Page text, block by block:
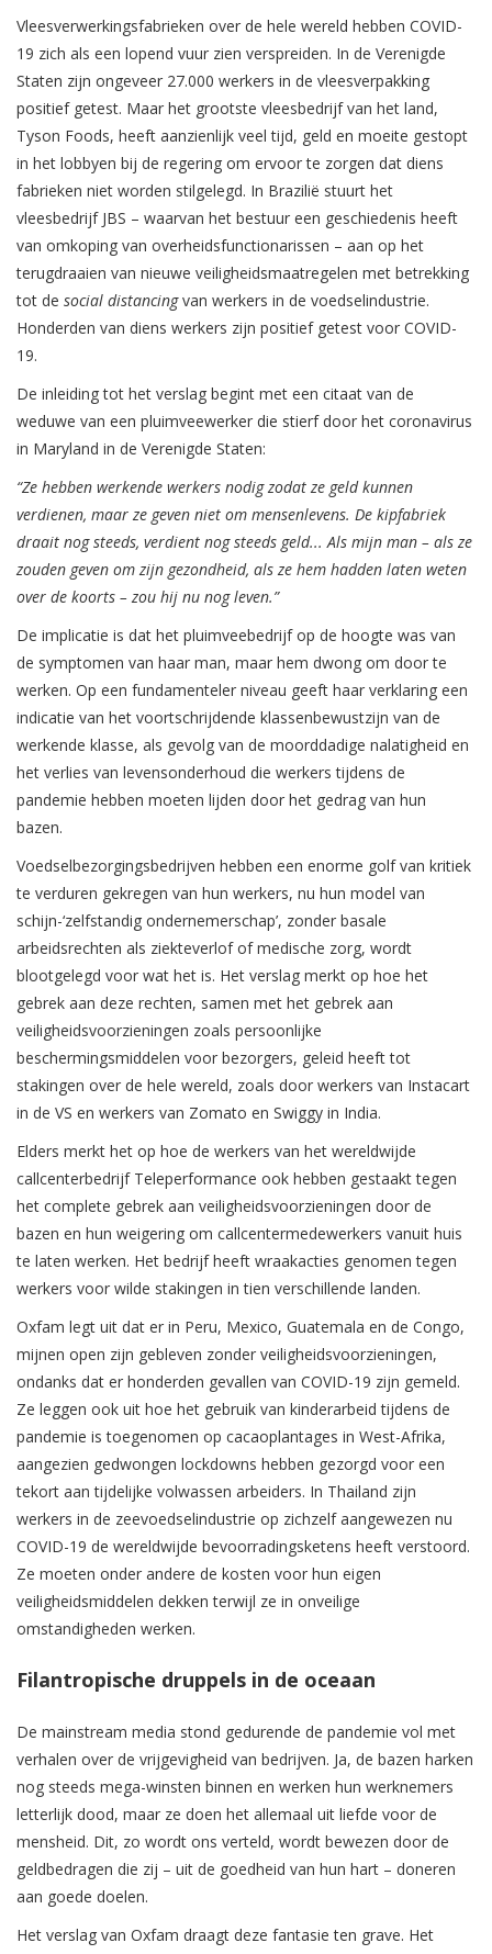
Vleesverwerkingsfabrieken over de hele wereld hebben COVID-
19 zich als een lopend vuur zien verspreiden. In de Verenigde
Staten zijn ongeveer 27.000 werkers in de vleesverpakking
positief getest. Maar het grootste vleesbedrijf van het land,
Tyson Foods, heeft aanzienlijk veel tijd, geld en moeite gestopt
in het lobbyen bij de regering om ervoor te zorgen dat diens
fabrieken niet worden stilgelegd. In Brazilië stuurt het
vleesbedrijf JBS – waarvan het bestuur een geschiedenis heeft
van omkoping van overheidsfunctionarissen – aan op het
terugdraaien van nieuwe veiligheidsmaatregelen met betrekking
tot de social distancingvan werkers in de voedselindustrie.
Honderden van diens werkers zijn positief getest voor COVID-
19.
De inleiding tot het verslag begint met een citaat van de
weduwe van een pluimveewerker die stierf door het coronavirus
in Maryland in de Verenigde Staten:
“Ze hebben werkende werkers nodig zodat ze geld kunnen
verdienen, maar ze geven niet om mensenlevens. De kipfabriek
draait nog steeds, verdient nog steeds geld... Als mijn man – als ze
zouden geven om zijn gezondheid, als ze hem hadden laten weten
over de koorts – zou hij nu nog leven.”
De implicatie is dat het pluimveebedrijf op de hoogte was van
de symptomen van haar man, maar hem dwong om door te
werken. Op een fundamenteler niveau geeft haar verklaring een
indicatie van het voortschrijdende klassenbewustzijn van de
werkende klasse, als gevolg van de moorddadige nalatigheid en
het verlies van levensonderhoud die werkers tijdens de
pandemie hebben moeten lijden door het gedrag van hun
bazen.
Voedselbezorgingsbedrijven hebben een enorme golf van kritiek
te verduren gekregen van hun werkers, nu hun model van
schijn-‘zelfstandig ondernemerschap’, zonder basale
arbeidsrechten als ziekteverlof of medische zorg, wordt
blootgelegd voor wat het is. Het verslag merkt op hoe het
gebrek aan deze rechten, samen met het gebrek aan
veiligheidsvoorzieningen zoals persoonlijke
beschermingsmiddelen voor bezorgers, geleid heeft tot
stakingen over de hele wereld, zoals door werkers van Instacart
in de VS en werkers van Zomato en Swiggy in India.
Elders merkt het op hoe de werkers van het wereldwijde
callcenterbedrijf Teleperformance ook hebben gestaakt tegen
het complete gebrek aan veiligheidsvoorzieningen door de
bazen en hun weigering om callcentermedewerkers vanuit huis
te laten werken. Het bedrijf heeft wraakacties genomen tegen
werkers voor wilde stakingen in tien verschillende landen.
Oxfam legt uit dat er in Peru, Mexico, Guatemala en de Congo,
mijnen open zijn gebleven zonder veiligheidsvoorzieningen,
ondanks dat er honderden gevallen van COVID-19 zijn gemeld.
Ze leggen ook uit hoe het gebruik van kinderarbeid tijdens de
pandemie is toegenomen op cacaoplantages in West-Afrika,
aangezien gedwongen lockdowns hebben gezorgd voor een
tekort aan tijdelijke volwassen arbeiders. In Thailand zijn
werkers in de zeevoedselindustrie op zichzelf aangewezen nu
COVID-19 de wereldwijde bevoorradingsketens heeft verstoord.
Ze moeten onder andere de kosten voor hun eigen
veiligheidsmiddelen dekken terwijl ze in onveilige
omstandigheden werken.
Filantropische druppels in de oceaan
De mainstream media stond gedurende de pandemie vol met
verhalen over de vrijgevigheid van bedrijven. Ja, de bazen harken
nog steeds mega-winsten binnen en werken hun werknemers
letterlijk dood, maar ze doen het allemaal uit liefde voor de
mensheid. Dit, zo wordt ons verteld, wordt bewezen door de
geldbedragen die zij – uit de goedheid van hun hart – doneren
aan goede doelen.
Het verslag van Oxfam draagt deze fantasie ten grave. Het